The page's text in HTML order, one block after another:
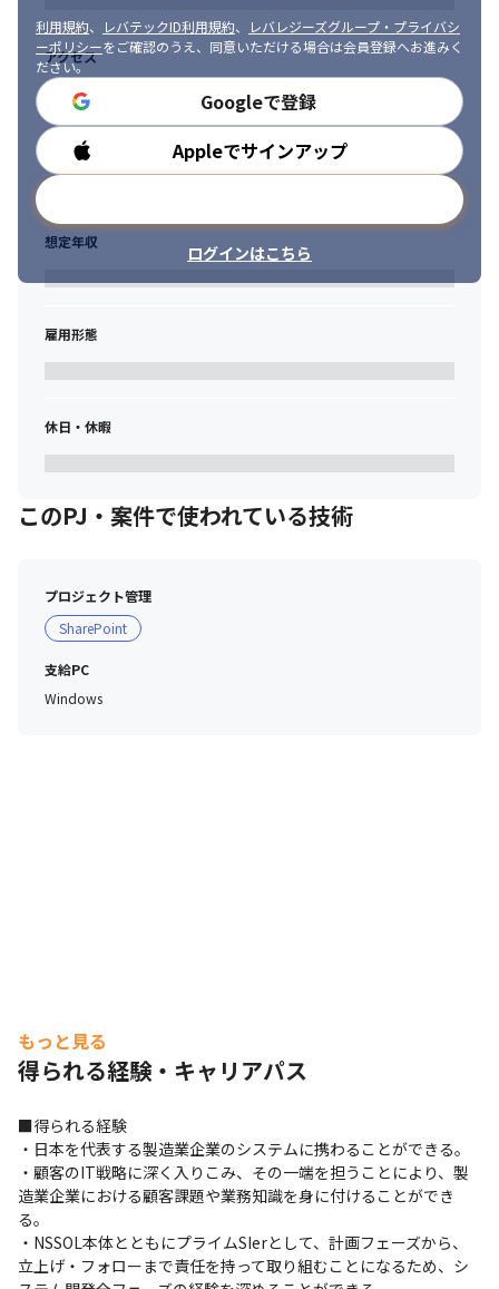
利用規約、 レバテックID利用規約、
レバレジーズグループ・プライバシ
ーポリシーをご確認のうえ、同意いただける場合は会員登録へお進みく
ださい。
Googleで登録
Appleでサインアップ
ログインはこちら
アクセス
勤務時間
想定年収
雇用形態
休日・休暇
このPJ・案件で使われている技術
プロジェクト管理
SharePoint
支給PC
Windows
もっと見る
得られる経験・キャリアパス
■得られる経験
・日本を代表する製造業企業のシステムに携わることができる。
・顧客のIT戦略に深く入りこみ、その一端を担うことにより、製
造業企業における顧客課題や業務知識を身に付けることができ
る。
・NSSOL本体とともにプライムSIerとして、計画フェーズから、
立上げ・フォローまで責任を持って取り組むことになるため、シ